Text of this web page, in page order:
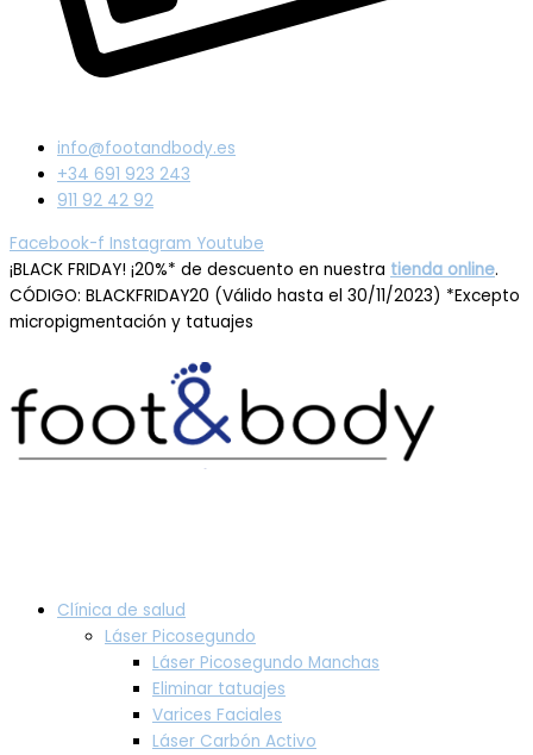
info@footandbody.es
+34 691 923 243
911 92 42 92
Facebook-f Instagram Youtube
¡BLACK FRIDAY! ¡20%* de descuento en nuestra tienda online.
CÓDIGO: BLACKFRIDAY20 (Válido hasta el 30/11/2023) *Excepto
micropigmentación y tatuajes
Clínica de salud
Láser Picosegundo
Láser Picosegundo Manchas
Eliminar tatuajes
Varices Faciales
Láser Carbón Activo